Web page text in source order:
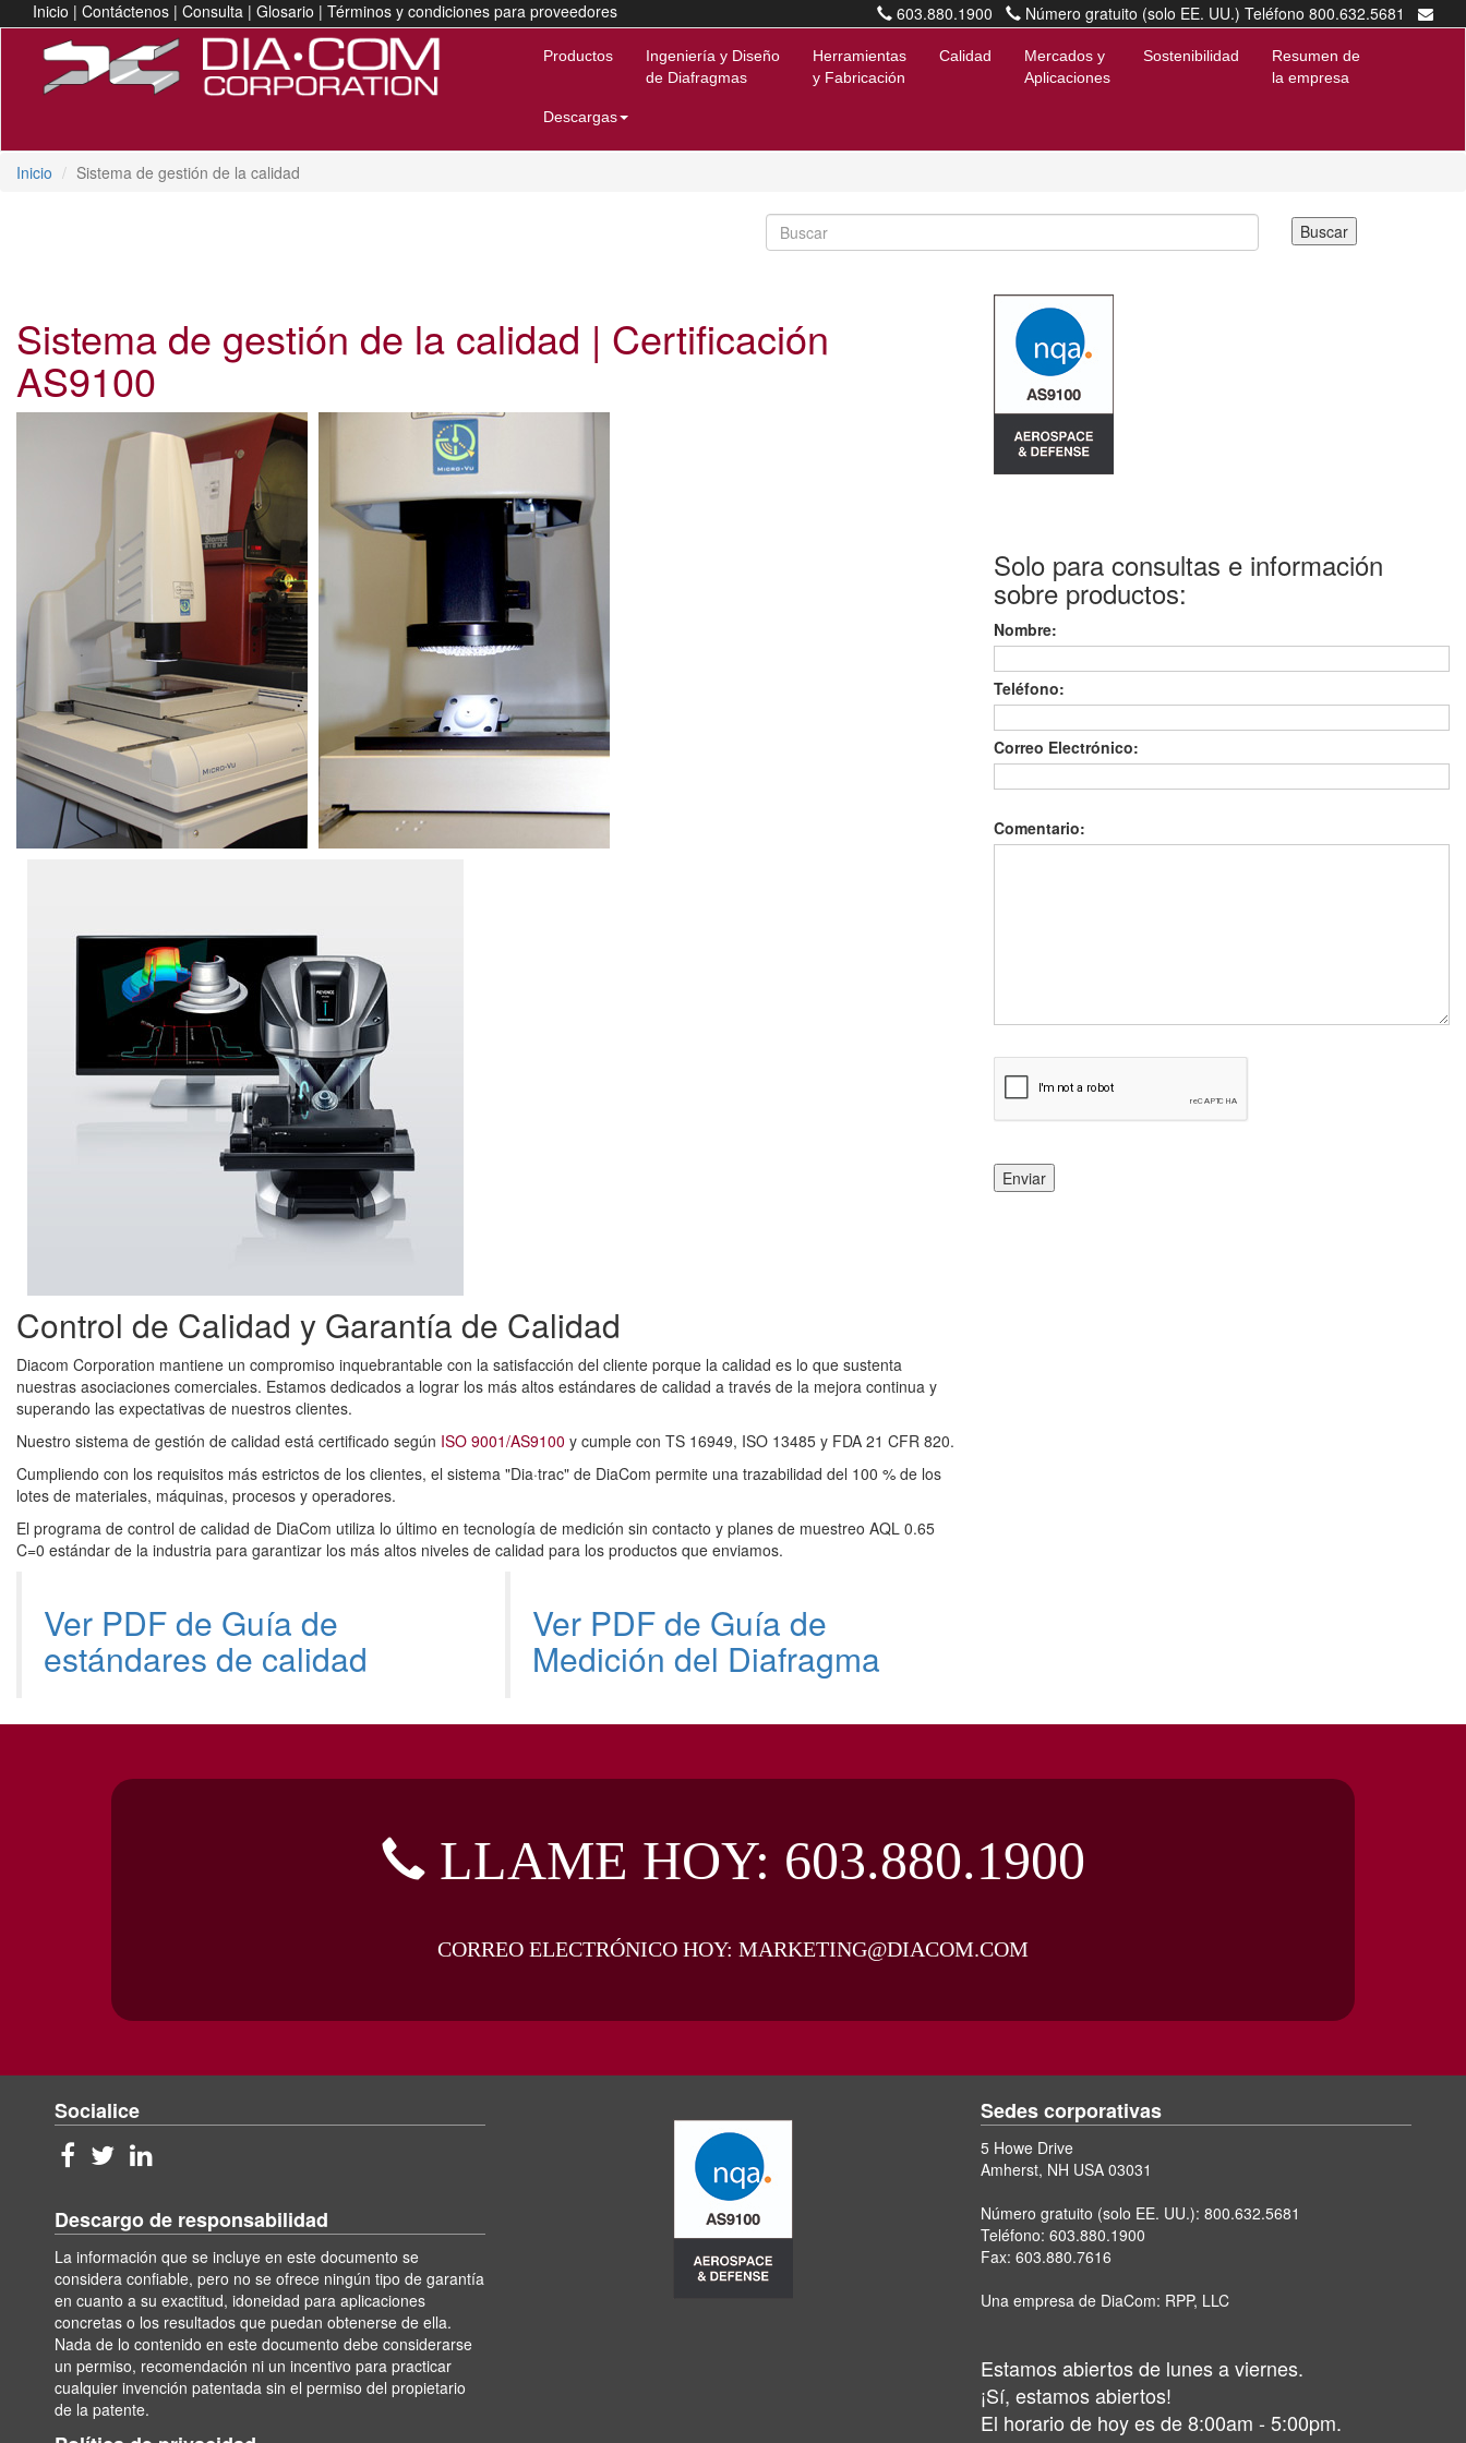
Inicio | Contáctenos | Consulta | Glosario | Términos y condiciones para proveedores 603.880.1900
Número gratuito (solo EE. UU.) Teléfono 800.632.5681
marketing@diacom.com
Productos
Ingeniería y Diseño
de Diafragmas
Herramientas
y Fabricación
Calidad
Mercados y
Aplicaciones
Sostenibilidad
Resumen de
la empresa
Descargas
Inicio Sistema de gestión de la calidad
Sistema de gestión de la calidad | Certificación
AS9100
Control de Calidad y Garantía de Calidad
Diacom Corporation mantiene un compromiso inquebrantable con la satisfacción del cliente porque la calidad es lo que sustenta
nuestras asociaciones comerciales. Estamos dedicados a lograr los más altos estándares de calidad a través de la mejora continua y
superando las expectativas de nuestros clientes.
Nuestro sistema de gestión de calidad está certificado según ISO 9001/AS9100 y cumple con TS 16949, ISO 13485 y FDA 21 CFR 820.
Cumpliendo con los requisitos más estrictos de los clientes, el sistema "Dia·trac" de DiaCom permite una trazabilidad del 100 % de los
lotes de materiales, máquinas, procesos y operadores.
El programa de control de calidad de DiaCom utiliza lo último en tecnología de medición sin contacto y planes de muestreo AQL 0.65
C=0 estándar de la industria para garantizar los más altos niveles de calidad para los productos que enviamos.
Ver PDF de Guía de
estándares de calidad
Ver PDF de Guía de
Medición del Diafragma
Solo para consultas e información
sobre productos:
Nombre:
Teléfono:
Correo Electrónico:
Comentario:
LLAME HOY: 603.880.1900
CORREO ELECTRÓNICO HOY: MARKETING@DIACOM.COM
Socialice
Descargo de responsabilidad
La información que se incluye en este documento se
considera confiable, pero no se ofrece ningún tipo de garantía
en cuanto a su exactitud, idoneidad para aplicaciones
concretas o los resultados que puedan obtenerse de ella.
Nada de lo contenido en este documento debe considerarse
un permiso, recomendación ni un incentivo para practicar
cualquier invención patentada sin el permiso del propietario
de la patente.
Sedes corporativas
5 Howe Drive
Amherst, NH USA 03031
Número gratuito (solo EE. UU.):800.632.5681
Teléfono:603.880.1900
Fax: 603.880.7616
Una empresa de DiaCom: RPP, LLC
Estamos abiertos de lunes a viernes.
¡Sí, estamos abiertos!
El horario de hoy es de 8:00am - 5:00pm.